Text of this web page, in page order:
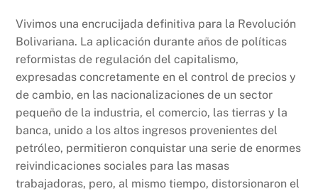
Vivimos una encrucijada definitiva para la Revolución
Bolivariana. La aplicación durante años de políticas
reformistas de regulación del capitalismo,
expresadas concretamente en el control de precios y
de cambio, en las nacionalizaciones de un sector
pequeño de la industria, el comercio, las tierras y la
banca, unido a los altos ingresos provenientes del
petróleo, permitieron conquistar una serie de enormes
reivindicaciones sociales para las masas
trabajadoras, pero, al mismo tiempo, distorsionaron el